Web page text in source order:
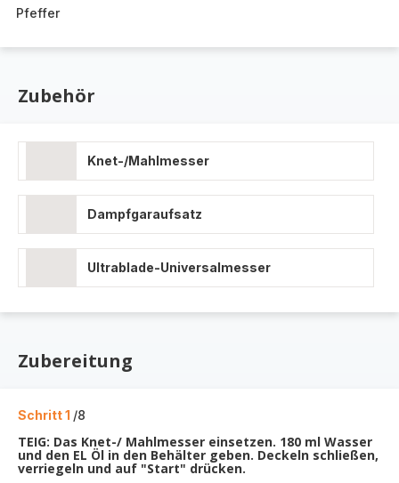
Pfeffer
Zubehör
Knet-/Mahlmesser
Dampfgaraufsatz
Ultrablade-Universalmesser
Zubereitung
Schritt 1 /8
TEIG: Das Knet-/ Mahlmesser einsetzen. 180 ml Wasser
und den EL Öl in den Behälter geben. Deckeln schließen,
verriegeln und auf "Start" drücken.